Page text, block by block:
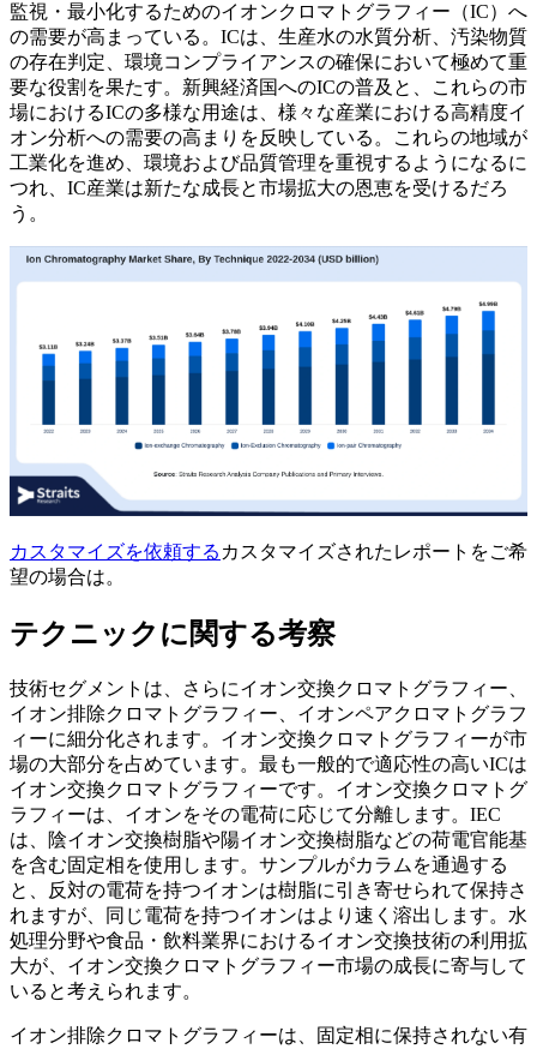
監視・最小化するためのイオンクロマトグラフィー（IC）へ
の需要が高まっている。ICは、生産水の水質分析、汚染物質
の存在判定、環境コンプライアンスの確保において極めて重
要な役割を果たす。新興経済国へのICの普及と、これらの市
場におけるICの多様な用途は、様々な産業における高精度イ
オン分析への需要の高まりを反映している。これらの地域が
工業化を進め、環境および品質管理を重視するようになるに
つれ、IC産業は新たな成長と市場拡大の恩恵を受けるだろ
う。
カスタマイズを依頼する カスタマイズされたレポートをご希
望の場合は。
テクニックに関する考察
技術セグメントは、さらにイオン交換クロマトグラフィー、
イオン排除クロマトグラフィー、イオンペアクロマトグラフ
ィーに細分化されます。イオン交換クロマトグラフィーが市
場の大部分を占めています。最も一般的で適応性の高いICは
イオン交換クロマトグラフィーです。イオン交換クロマトグ
ラフィーは、イオンをその電荷に応じて分離します。IEC
は、陰イオン交換樹脂や陽イオン交換樹脂などの荷電官能基
を含む固定相を使用します。サンプルがカラムを通過する
と、反対の電荷を持つイオンは樹脂に引き寄せられて保持さ
れますが、同じ電荷を持つイオンはより速く溶出します。水
処理分野や食品・飲料業界におけるイオン交換技術の利用拡
大が、イオン交換クロマトグラフィー市場の成長に寄与して
いると考えられます。
イオン排除クロマトグラフィーは、固定相に保持されない有